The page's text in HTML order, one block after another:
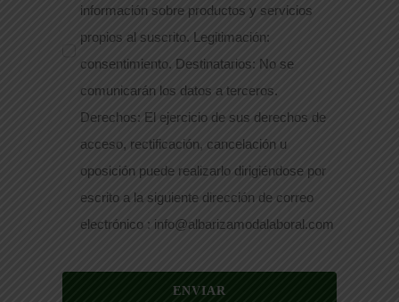
información sobre productos y servicios
propios al suscrito. Legitimación:
consentimiento. Destinatarios: No se
comunicarán los datos a terceros.
Derechos: El ejercicio de sus derechos de
acceso, rectificación, cancelación u
oposición puede realizarlo dirigiéndose por
escrito a la siguiente dirección de correo
electrónico : info@albarizamodalaboral.com
ENVIAR